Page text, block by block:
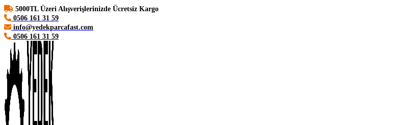
5000TL Üzeri Alışverişlerinizde Ücretsiz Kargo
0506 161 31 59
info@yedekparcafast.com
0506 161 31 59